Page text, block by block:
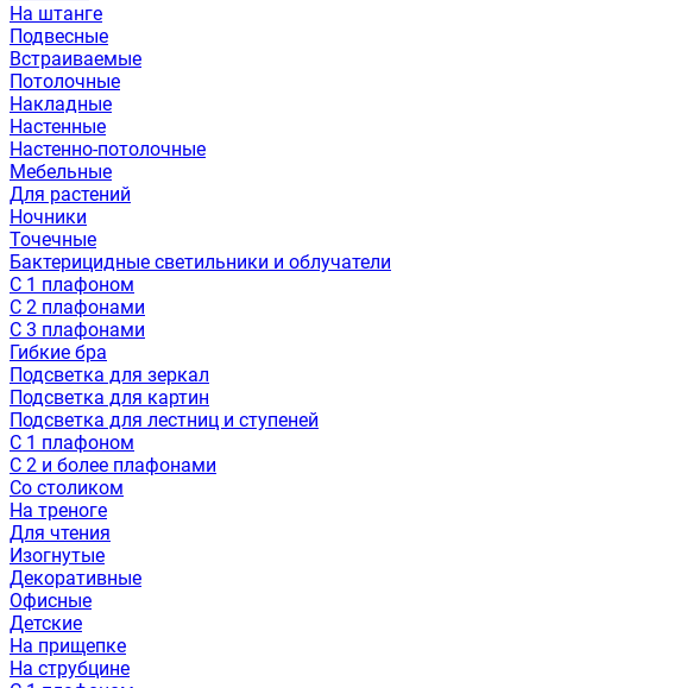
На штанге
Подвесные
Встраиваемые
Потолочные
Накладные
Настенные
Настенно-потолочные
Мебельные
Для растений
Ночники
Точечные
Бактерицидные светильники и облучатели
С 1 плафоном
С 2 плафонами
С 3 плафонами
Гибкие бра
Подсветка для зеркал
Подсветка для картин
Подсветка для лестниц и ступеней
С 1 плафоном
С 2 и более плафонами
Со столиком
На треноге
Для чтения
Изогнутые
Декоративные
Офисные
Детские
На прищепке
На струбцине